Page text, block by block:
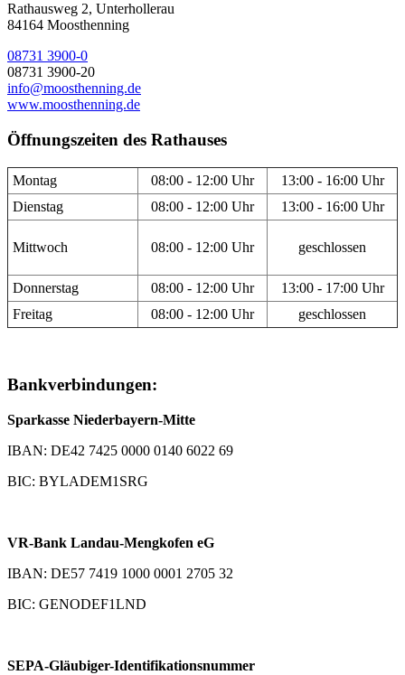
Rathausweg 2, Unterhollerau
84164 Moosthenning
08731 3900-0
08731 3900-20
info@moosthenning.de
www.moosthenning.de
Öffnungszeiten des Rathauses
Montag 08:00 - 12:00 Uhr
13:00 - 16:00 Uhr
Dienstag
08:00 - 12:00 Uhr 13:00 - 16:00 Uhr
Mittwoch 08:00 - 12:00 Uhr geschlossen
Donnerstag 08:00 - 12:00 Uhr
13:00 - 17:00 Uhr
Freitag
08:00 - 12:00 Uhr geschlossen
Bankverbindungen:
Sparkasse Niederbayern-Mitte
IBAN: DE42 7425 0000 0140 6022 69
BIC: BYLADEM1SRG
VR-Bank Landau-Mengkofen eG
IBAN: DE57 7419 1000 0001 2705 32
BIC: GENODEF1LND
SEPA-Gläubiger-Identifikationsnummer